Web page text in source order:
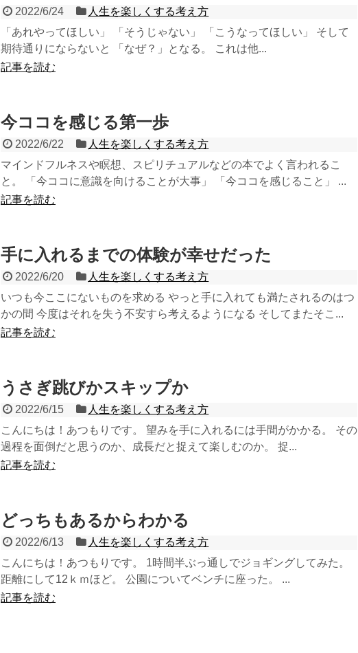
2022/6/24
人生を楽しくする考え方
「あれやってほしい」 「そうじゃない」 「こうなってほしい」 そして
期待通りにならないと 「なぜ？」となる。 これは他...
記事を読む
今ココを感じる第一歩
2022/6/22
人生を楽しくする考え方
マインドフルネスや瞑想、スピリチュアルなどの本でよく言われるこ
と。 「今ココに意識を向けることが大事」 「今ココを感じること」 ...
記事を読む
手に入れるまでの体験が幸せだった
2022/6/20
人生を楽しくする考え方
いつも今ここにないものを求める やっと手に入れても満たされるのはつ
かの間 今度はそれを失う不安すら考えるようになる そしてまたそこ...
記事を読む
うさぎ跳びかスキップか
2022/6/15
人生を楽しくする考え方
こんにちは！あつもりです。 望みを手に入れるには手間がかかる。 その
過程を面倒だと思うのか、成長だと捉えて楽しむのか。 捉...
記事を読む
どっちもあるからわかる
2022/6/13
人生を楽しくする考え方
こんにちは！あつもりです。 1時間半ぶっ通しでジョギングしてみた。
距離にして12ｋｍほど。 公園についてベンチに座った。 ...
記事を読む